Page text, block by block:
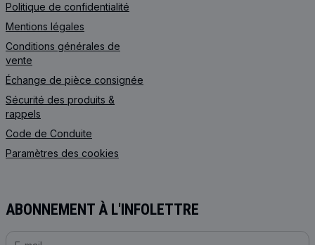
Politique de confidentialité
Mentions légales
Conditions générales de
vente
Échange de pièce consignée
Sécurité des produits &
rappels
Code de Сonduite
Paramètres des cookies
ABONNEMENT À L'INFOLETTRE